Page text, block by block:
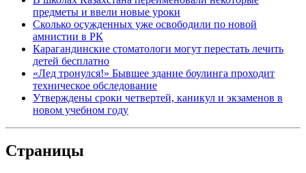
предметы и ввели новые уроки
Сколько осужденных уже освободили по новой
амнистии в РК
Карагандинские стоматологи могут перестать лечить
детей бесплатно
«Лед тронулся!» Бывшее здание боулинга проходит
техническое обследование
Утверждены сроки четвертей, каникул и экзаменов в
новом учебном году
Страницы